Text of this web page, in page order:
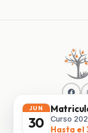
JUN
30 Curso
Hasta el